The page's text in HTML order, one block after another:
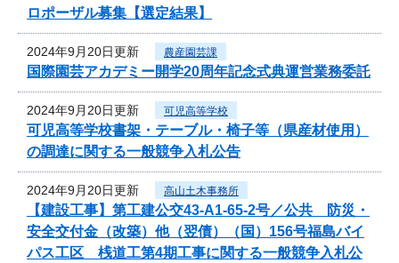
ロポーザル募集【選定結果】
2024年9月20日更新 農産園芸課
国際園芸アカデミー開学20周年記念式典運営業務委託
2024年9月20日更新 可児高等学校
可児高等学校書架・テーブル・椅子等（県産材使用）
の調達に関する一般競争入札公告
2024年9月20日更新 高山土木事務所
【建設工事】第工建公交43-A1-65-2号／公共 防災・
安全交付金（改築）他（翌債）（国）156号福島バイ
パス工区 桟道工第4期工事に関する一般競争入札公